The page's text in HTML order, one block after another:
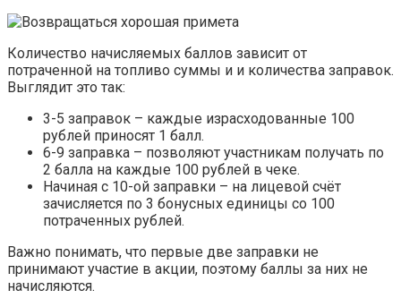
Количество начисляемых баллов зависит от
потраченной на топливо суммы и и количества заправок.
Выглядит это так:
3-5 заправок – каждые израсходованные 100
рублей приносят 1 балл.
6-9 заправка – позволяют участникам получать по
2 балла на каждые 100 рублей в чеке.
Начиная с 10-ой заправки – на лицевой счёт
зачисляется по 3 бонусных единицы со 100
потраченных рублей.
Важно понимать, что первые две заправки не
принимают участие в акции, поэтому баллы за них не
начисляются.